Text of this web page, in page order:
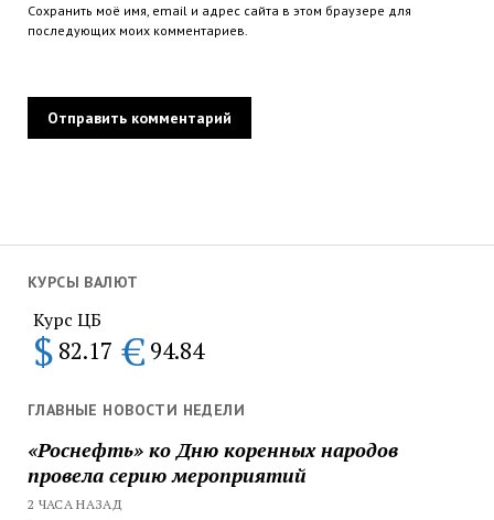
КУРСЫ ВАЛЮТ
Курс ЦБ
$ 82.17 € 94.84
ГЛАВНЫЕ НОВОСТИ НЕДЕЛИ
«Роснефть» ко Дню коренных народов
провела серию мероприятий
2 ЧАСА НАЗАД
Сохранить моё имя, email и адрес сайта в этом браузере для
последующих моих комментариев.